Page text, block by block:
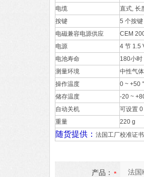
电缆
直式, 长
按键
5 个按键
电磁兼容电源供应
CEM
电源
4 节 1.5
电池寿命
180小时
测量环境
中性气体
操作温度
0 ~ +50
储存温度
-20 ~
自动关机
可设置
重量
220 g
随货提供： 法国工厂校准证
产品：